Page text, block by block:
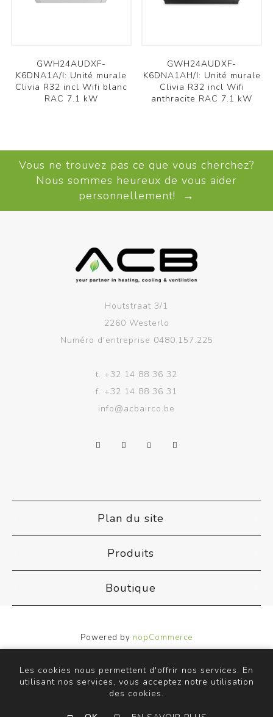
GWH24AUDXF-
K6DNA1A/I: Unité murale
Clivia R32 incl Wifi blanc
RAC 7.1 kW
GWH24AUDXF-
K6DNA1AH/I: Unité murale
Clivia R32 incl Wifi
anthracite RAC 7.1 kW
Vous ne trouvez pas ce que vous cherchez?
Nous sommes heureux de vous aider
personnellement! →
Houtstraat 3/1
2260 Westerlo
Numéro d'entreprise 0480.157.225
t. +32 14 88 36 32
f. +32 14 88 36 31
info@acbairco.be
Plan du site
Produits
Boutique
Powered by nopCommerce
Designed byNop-Templates.com
Copyright © 2026 ACB Airco. Tous droits réservés.
Les cookies nous permettent d'offrir nos services. En
utilisant nos services, vous acceptez notre utilisation
des cookies.